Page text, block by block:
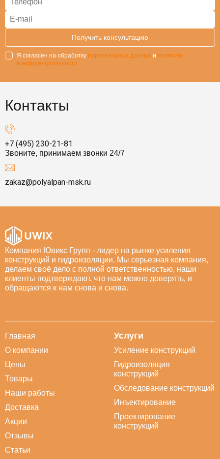
График работы: 6/1, седьмой день в подарок!
Формат работы: объекты по Москве и МО.
Обеспечим спецодеждой и всеми необходимыми
инструментами.
Постоянное повышение квалификации и
обучение технологиям работ.
Возможность профессионального и карьерного
Я согласен на обработку персональных данных и политику
конфиденциальности
Контакты
+7 (495) 230-21-81
Звоните, принимаем звонки 24/7
zakaz@polyalpan-msk.ru
Компания Ювикс Групп - лидер на рынке усиления
конструкций и гидроизоляции. Мы серьезная компания,
делаем своё дело с полной ответственностью, наши
клиенты подтверждают, что нам можно доверять, и
обращаются к нам снова и снова.
Главная
О компании
Цены
Товары
Наши работы
Доставка
Акции
Отзывы
Статьи
Услуги
Усиление конструкций
Гидроизоляция
конструкций
Обследование конструкций
Инъектирование
Проектирование
конструкций